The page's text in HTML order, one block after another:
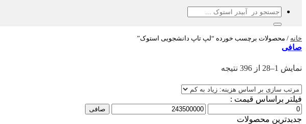
جستجو
خانه / محصولات برچسب خورده “لپ تاپ دانشجویی استوک”
صافی
نمایش 1–28 از 396 نتیجه
by
high
فیلتر براساس قیمت :
حداقل
قیمت
حداكثر
صافی
جدیدترین محصولات